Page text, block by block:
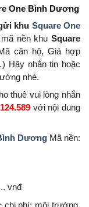
One Bình Dương
khu Square One
mã nền khuSquare
căn hộ, Giá hợp
Hãy nhắn tin hoặc
nhé.
thuê vui lòng nhắn
với nội dung
DươngMã nền:
vnđ
chi phí: môi trường,